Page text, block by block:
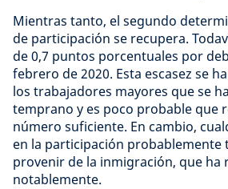
Mientras tanto, el segundo
de participación se recupera.
de 0,7 puntos porcentuales por
febrero de 2020. Esta escasez se
los trabajadores mayores que se
temprano y es poco probable que
número suficiente. En cambio,
en la participación probablemente
provenir de la inmigración, que ha
notablemente.